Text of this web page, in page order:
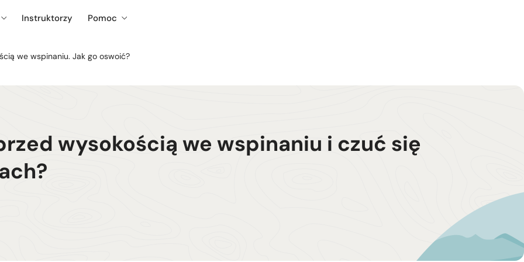
Instruktorzy Pomoc
we wspinaniu. Jak go oswoić?
wysokością we wspinaniu i czuć się